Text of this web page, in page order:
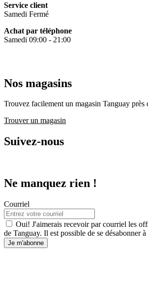
Service client
Samedi Fermé
Achat par téléphone
Samedi 09:00 - 21:00
Nos magasins
Trouvez facilement un magasin Tanguay près
Trouver un magasin
Suivez-nous
Ne manquez rien !
Courriel
Oui! J'aimerais recevoir par courriel les
de Tanguay. Il est possible de se désabonner
Je m'abonne